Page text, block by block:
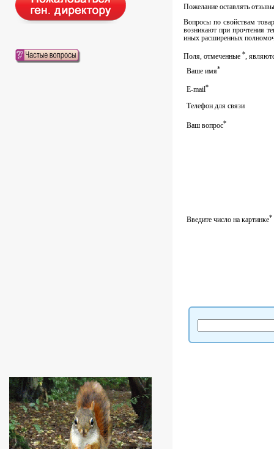
Пожелание оставлять
Вопросы по свойствам
возникают при прочтения
иных расширенных
Поля, отмеченные *,
Ваше имя*
E-mail*
Телефон для связи
Ваш вопрос*
Введите число на картинке*